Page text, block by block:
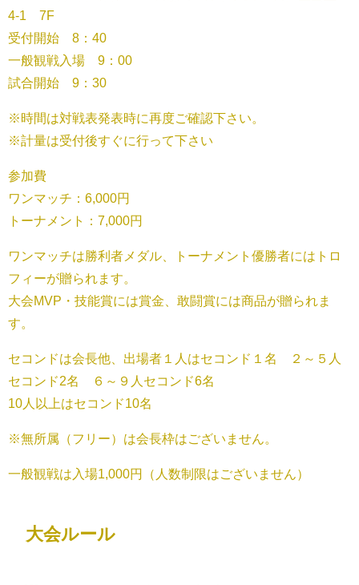
4-1 7F
受付開始 8：40
一般観戦入場 9：00
試合開始 9：30
※時間は対戦表発表時に再度ご確認下さい。
※計量は受付後すぐに行って下さい
参加費
ワンマッチ：6,000円
トーナメント：7,000円
ワンマッチは勝利者メダル、トーナメント優勝者にはトロ
フィーが贈られます。
大会MVP・技能賞には賞金、敢闘賞には商品が贈られま
す。
セコンドは会長他、出場者１人はセコンド１名 ２～５人
セコンド2名 ６～９人セコンド6名
10人以上はセコンド10名
※無所属（フリー）は会長枠はございません。
一般観戦は入場1,000円（人数制限はございません）
大会ルール